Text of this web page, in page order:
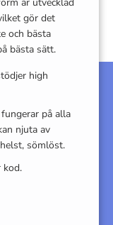
gör det
och bästa
bästa sätt.
high
på alla
njuta av
sömlöst.
kod.